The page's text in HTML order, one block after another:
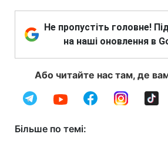
Не пропустіть головне!
на наші оновлення в
Або читайте нас там, де
Більше по темі: